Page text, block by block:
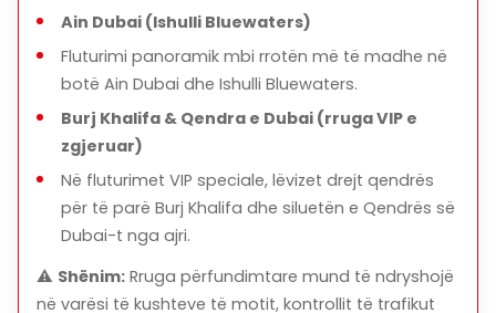
Ain Dubai (Ishulli Bluewaters)
Fluturimi panoramik mbi rrotën më të madhe në
botë Ain Dubai dhe Ishulli Bluewaters.
Burj Khalifa & Qendra e Dubai (rruga VIP e
zgjeruar)
Në fluturimet VIP speciale, lëvizet drejt qendrës
për të parë Burj Khalifa dhe siluetën e Qendrës së
Dubai-t nga ajri.
⚠️ Shënim: Rruga përfundimtare mund të ndryshojë
në varësi të kushteve të motit, kontrollit të trafikut